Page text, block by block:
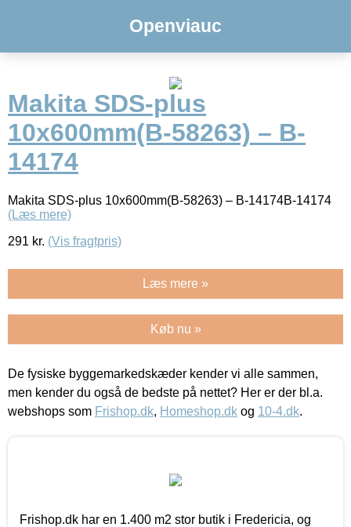
Openviauc
Makita SDS-plus
10x600mm(B-58263) – B-
14174
Makita SDS-plus 10x600mm(B-58263) – B-14174B-14174
(Læs mere)
291 kr. (Vis fragtpris)
Læs mere »
Køb nu »
De fysiske byggemarkedskæder kender vi alle sammen,
men kender du også de bedste på nettet? Her er der bl.a.
webshops som Frishop.dk, Homeshop.dk og 10-4.dk.
Frishop.dk har en 1.400 m2 stor butik i Fredericia, og